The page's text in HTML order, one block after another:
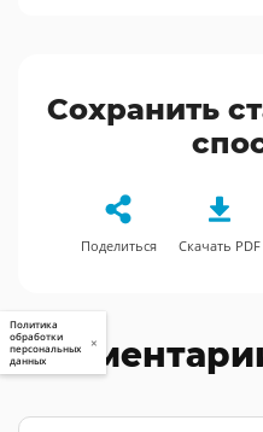
Сохранить
Поделиться Скачать PDF
Политика
обработки
персональных
данных
×